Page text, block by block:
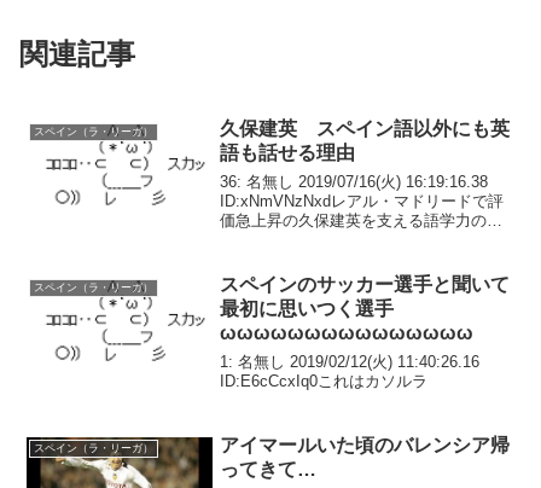
関連記事
スペイン（ラ・リーガ）
久保建英 スペイン語以外にも英
語も話せる理由
36: 名無し 2019/07/16(火) 16:19:16.38
ID:xNmVNzNxdレアル・マドリードで評
価急上昇の久保建英を支える語学力の秘
スペイン（ラ・リーガ）
スペインのサッカー選手と聞いて
最初に思いつく選手
ωωωωωωωωωωωωωωω
1: 名無し 2019/02/12(火) 11:40:26.16
ID:E6cCcxIq0これはカソルラ
スペイン（ラ・リーガ）
アイマールいた頃のバレンシア帰
ってきて…